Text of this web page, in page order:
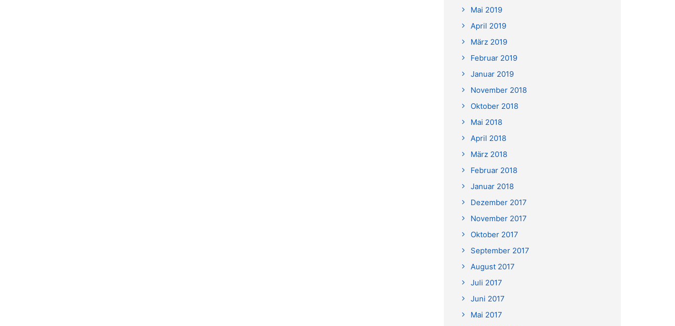
Mai 2019
April 2019
März 2019
Februar 2019
Januar 2019
November 2018
Oktober 2018
Mai 2018
April 2018
März 2018
Februar 2018
Januar 2018
Dezember 2017
November 2017
Oktober 2017
September 2017
August 2017
Juli 2017
Juni 2017
Mai 2017